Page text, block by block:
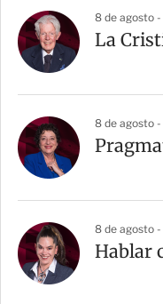
8 de agosto
La
8 de agosto
8 de agosto
Hablar